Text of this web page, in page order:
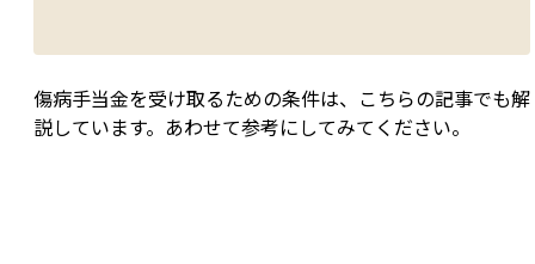
傷病手当金を受け取るための条件は、こちらの記事でも解
説しています。あわせて参考にしてみてください。